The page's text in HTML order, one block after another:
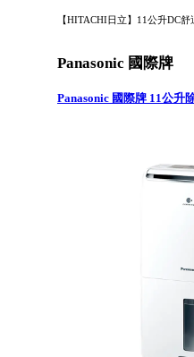
【HITACHI日立】11公升DC
Panasonic 國際牌
Panasonic 國際牌 11公升